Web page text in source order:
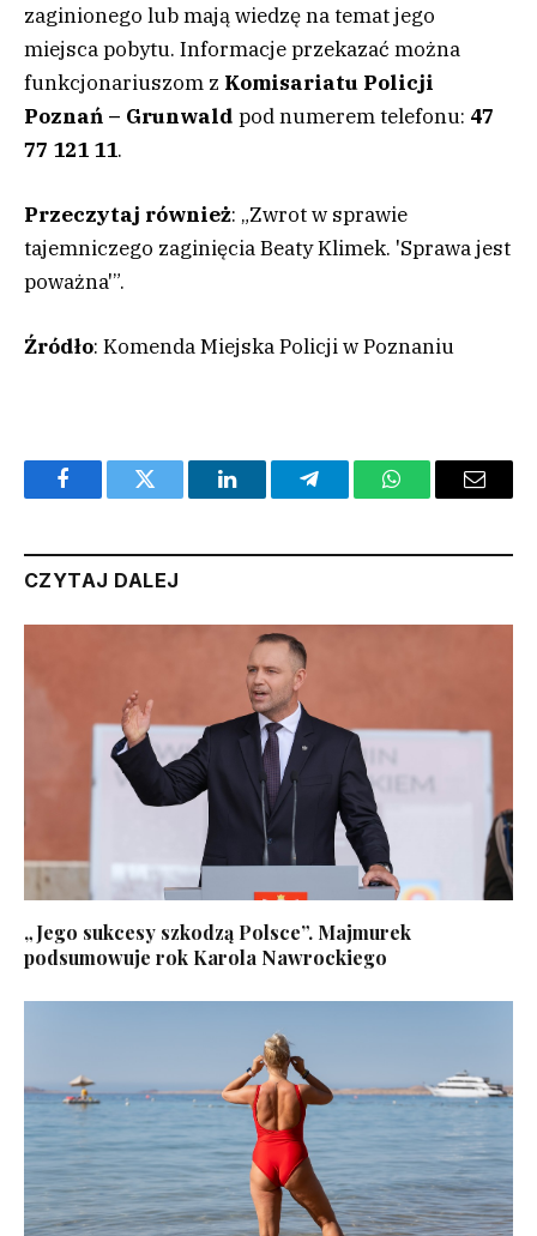
zaginionego lub mają wiedzę na temat jego
miejsca pobytu. Informacje przekazać można
funkcjonariuszom z Komisariatu Policji
Poznań – Grunwald pod numerem telefonu: 47
77 121 11.
Przeczytaj również: „Zwrot w sprawie
tajemniczego zaginięcia Beaty Klimek. 'Sprawa jest
poważna'”.
Źródło: Komenda Miejska Policji w Poznaniu
FacebookTwitter LinkedInTelegramWhatsAppEmail
CZYTAJ DALEJ
„Jego sukcesy szkodzą Polsce”. Majmurek
podsumowuje rok Karola Nawrockiego